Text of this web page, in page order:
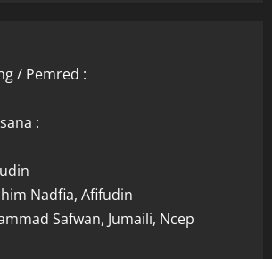
/ Pemred :
:
Nadfia, Afifudin
Safwan, Jumaili, Ncep